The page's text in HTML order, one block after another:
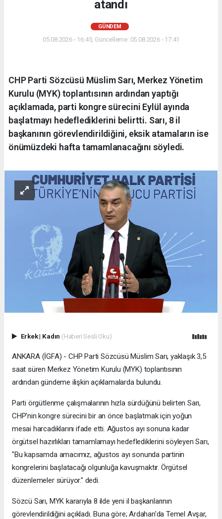
atandı
GÜNDEM
05.08.2026 - 16:45, Güncelleme: 05.08.2026 - 17:41
CHP Parti Sözcüsü Müslim Sarı, Merkez Yönetim
Kurulu (MYK) toplantısının ardından yaptığı
açıklamada, parti kongre sürecini Eylül ayında
başlatmayı hedeflediklerini belirtti. Sarı, 8 il
başkanının görevlendirildiğini, eksik atamaların ise
önümüzdeki hafta tamamlanacağını söyledi.
Erkek| Kadın (Haberi Sesli Oku)
ANKARA (İGFA) - CHP Parti Sözcüsü Müslim Sarı, yaklaşık 3,5
saat süren Merkez Yönetim Kurulu (MYK) toplantısının
ardından gündeme ilişkin açıklamalarda bulundu.
Parti örgütlenme çalışmalarının hızla sürdüğünü belirten Sarı,
CHP'nin kongre sürecini bir an önce başlatmak için yoğun
mesai harcadıklarını ifade etti. Ağustos ayı sonuna kadar
örgütsel hazırlıkları tamamlamayı hedeflediklerini söyleyen Sarı,
"Bu kapsamda amacımız, ağustos ayı sonunda partinin
kongrelerini başlatacağı olgunluğa kavuşmaktır. Örgütsel
düzenlemeler sürüyor." dedi.
Sözcü Sarı, MYK kararıyla 8 ilde yeni il başkanlarının
görevlendirildiğini açıkladı. Buna göre; Ardahan'da Temel Avşar,